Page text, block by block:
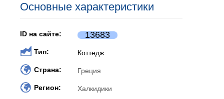
Основные характеристики
ID на сайте: 13683
Тип: Коттедж
Страна: Греция
Регион: Халкидики